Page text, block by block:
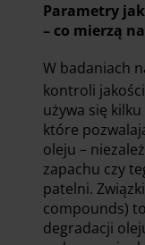
Parametry
– co mierzą
W badaniach
kontroli
używa się
które
oleju –
zapachu czy
patelni.
compounds)
degradacji